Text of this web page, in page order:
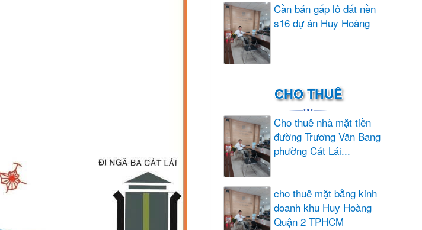
Cần bán gấp lô đất nền
s16 dự án Huy Hoàng
CHO THUÊ
Cho thuê nhà mặt tiền
đường Trương Văn Bang
phường Cát Lái...
cho thuê mặt bằng kinh
doanh khu Huy Hoàng
Quận 2 TPHCM